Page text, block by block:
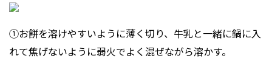
①お餅を溶けやすいように薄く切り、牛乳と一緒に鍋に入
れて焦げないように弱火でよく混ぜながら溶かす。